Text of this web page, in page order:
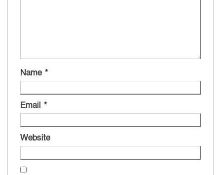
Name *
Email *
Website